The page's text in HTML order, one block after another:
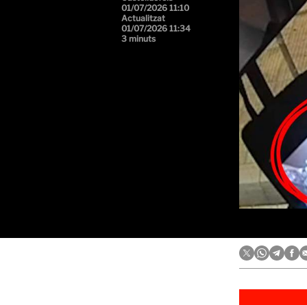
01/07/2026 11:10
Actualitzat
01/07/2026 11:34
3 minuts